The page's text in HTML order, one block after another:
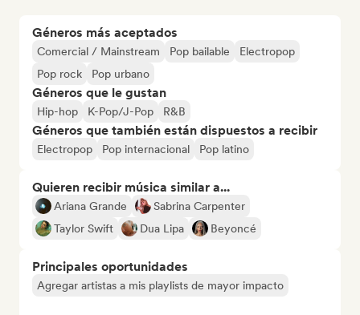
Géneros más aceptados
Comercial / Mainstream Pop bailable
Electropop
Pop rock
Pop urbano
Géneros que le gustan
Hip-hop K-Pop/J-Pop R&B
Géneros que también están dispuestos a recibir
Electropop Pop internacional Pop latino
Quieren recibir música similar a...
Ariana Grande
Sabrina Carpenter
Taylor Swift
Dua Lipa Beyoncé
Principales oportunidades
Agregar artistas a mis playlists de mayor impacto